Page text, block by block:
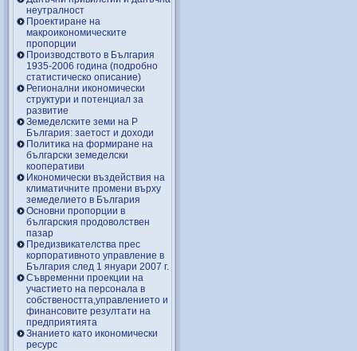
неутралност
Проектиране на
макроикономическите
пропорции
Производството в България
1935-2006 година (подробно
статистическо описание)
Регионални икономически
структури и потенциал за
развитие
Земеделските земи на Р
България: заетост и доходи
Политика на формиране на
български земеделски
кооперативи
Икономически въздействия на
климатичните промени върху
земеделието в България
Основни пропорции в
българския продоволствен
пазар
Предизвикателства прес
корпоративното управление в
България след 1 януари 2007 г.
Съвременни проекции на
участието на персонала в
собствеността,управлението и
финансовите резултати на
предприятията
Знанието като икономически
ресурс